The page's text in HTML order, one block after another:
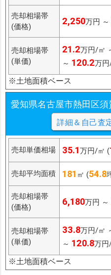
売却相場帯
(価格)
2,250万円 ～
売却相場帯
(単価)
21.2万円/㎡
～ 120.2万
※土地面積ベース
愛知県名古屋市熱田区
詳細＆自己査
売却単価相場 35.1万円/㎡ (
売却平均面積 181 ㎡ (54.8
売却相場帯
(価格)
6,180万円 ～
売却相場帯
(単価)
33.8万円/㎡
～ 120.8万円
※土地面積ベース